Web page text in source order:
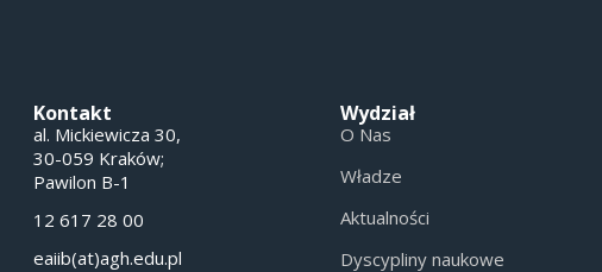
Kontakt
al. Mickiewicza 30,
30-059 Kraków;
Pawilon B-1
12 617 28 00
eaiib(at)agh.edu.pl
Wydział
O Nas
Władze
Aktualności
Dyscypliny naukowe